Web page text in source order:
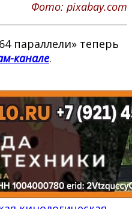
Фото: pixabay.com
параллели» теперь
канале.